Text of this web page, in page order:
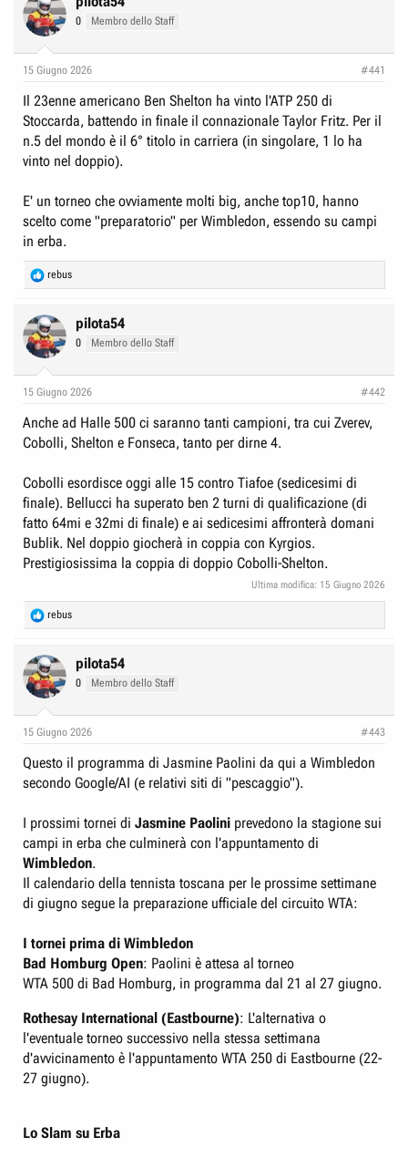
t
i
s
0 Membro dello Staff
15 Giugno 2026 #441
Il 23enne americano Ben Shelton ha vinto l'ATP 250 di
Stoccarda, battendo in finale il connazionale Taylor Fritz. Per il
n.5 del mondo è il 6° titolo in carriera (in singolare, 1 lo ha
vinto nel doppio).
E' un torneo che ovviamente molti big, anche top10, hanno
scelto come "preparatorio" per Wimbledon, essendo su campi
in erba.
R
e
c
t
i
s
rebus
pilota54
0 Membro dello Staff
15 Giugno 2026 #442
Anche ad Halle 500 ci saranno tanti campioni, tra cui Zverev,
Cobolli, Shelton e Fonseca, tanto per dirne 4.
Cobolli esordisce oggi alle 15 contro Tiafoe (sedicesimi di
finale). Bellucci ha superato ben 2 turni di qualificazione (di
fatto 64mi e 32mi di finale) e ai sedicesimi affronterà domani
Bublik. Nel doppio giocherà in coppia con Kyrgios.
Prestigiosissima la coppia di doppio Cobolli-Shelton.
Ultima modifica: 15 Giugno 2026
R
e
c
t
i
s
rebus
pilota54
0 Membro dello Staff
15 Giugno 2026 #443
Questo il programma di Jasmine Paolini da qui a Wimbledon
secondo Google/AI (e relativi siti di "pescaggio").
I prossimi tornei di Jasmine Paolini prevedono la stagione sui
campi in erba che culminerà con l'appuntamento di
Wimbledon.
Il calendario della tennista toscana per le prossime settimane
di giugno segue la preparazione ufficiale del circuito WTA:
I tornei prima di Wimbledon
Bad Homburg Open: Paolini è attesa al torneo
WTA 500 di Bad Homburg, in programma dal 21 al 27 giugno.
Rothesay International (Eastbourne): L'alternativa o
l'eventuale torneo successivo nella stessa settimana
d'avvicinamento è l'appuntamento WTA 250 di Eastbourne (22-
27 giugno).
Lo Slam su Erba